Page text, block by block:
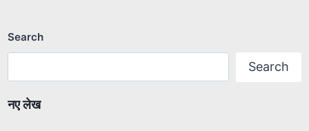
Search
Search
नए लेख